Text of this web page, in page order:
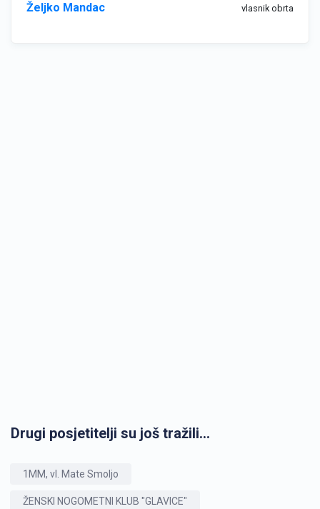
Željko Mandac vlasnik obrta
Drugi posjetitelji su još tražili...
1MM, vl. Mate Smoljo
ŽENSKI NOGOMETNI KLUB "GLAVICE"